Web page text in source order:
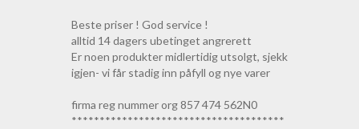
Beste priser ! God service !
alltid 14 dagers ubetinget angrerett
Er noen produkter midlertidig utsolgt, sjekk
igjen- vi får stadig inn påfyll og nye varer
firma reg nummer org 857 474 562N0
**************************************